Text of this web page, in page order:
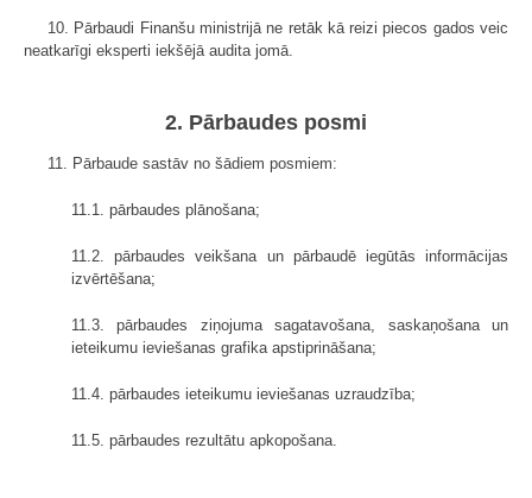
10. Pārbaudi Finanšu ministrijā ne retāk kā reizi piecos gados veic
neatkarīgi eksperti iekšējā audita jomā.
2. Pārbaudes posmi
11. Pārbaude sastāv no šādiem posmiem:
11.1. pārbaudes plānošana;
11.2. pārbaudes veikšana un pārbaudē iegūtās informācijas
izvērtēšana;
11.3. pārbaudes ziņojuma sagatavošana, saskaņošana un
ieteikumu ieviešanas grafika apstiprināšana;
11.4. pārbaudes ieteikumu ieviešanas uzraudzība;
11.5. pārbaudes rezultātu apkopošana.